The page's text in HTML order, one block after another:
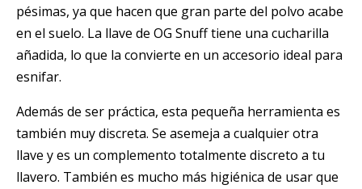
pésimas, ya que hacen que gran parte del polvo acabe
en el suelo. La llave de OG Snuff tiene una cucharilla
añadida, lo que la convierte en un accesorio ideal para
esnifar.
Además de ser práctica, esta pequeña herramienta es
también muy discreta. Se asemeja a cualquier otra
llave y es un complemento totalmente discreto a tu
llavero. También es mucho más higiénica de usar que